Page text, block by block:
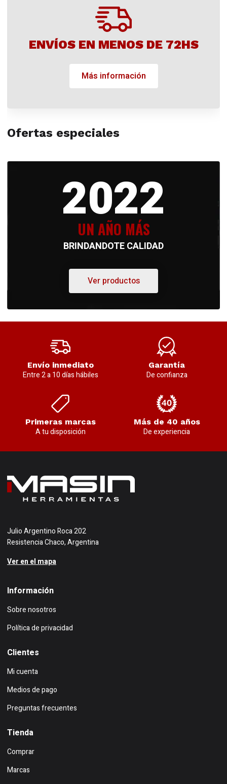
ENVÍOS EN MENOS DE 72HS
Más información
Ofertas especiales
2022
UN AÑO MÁS
BRINDANDOTE CALIDAD
Ver productos
Envío inmediato
Entre 2 a 10 días hábiles
Garantía
De confianza
Primeras marcas
A tu disposición
Más de 40 años
De experiencia
Julio Argentino Roca 202
Resistencia Chaco, Argentina
Ver en el mapa
Información
Sobre nosotros
Política de privacidad
Clientes
Mi cuenta
Medios de pago
Preguntas frecuentes
Tienda
Comprar
Marcas